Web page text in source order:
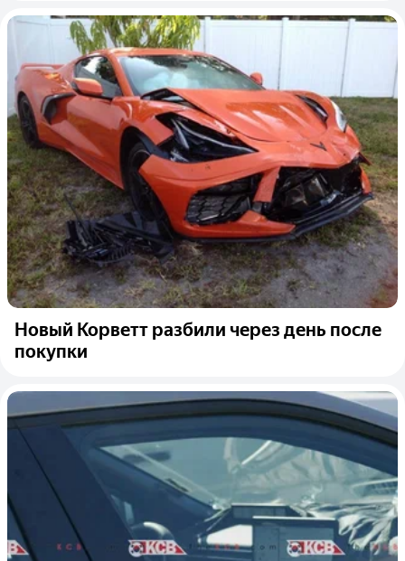
Новый Корветт разбили через день после
покупки